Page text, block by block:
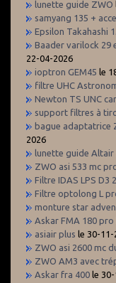
lunette guide ZWO
samyang 135 +
Epsilon Takahashi
Baader varilock 29
22-04-2026
ioptron GEM45 le
filtre UHC
Newton TS UNC
support filtres à
bague adaptatrice
2026
lunette guide Altair
ZWO asi 533 mc
Filtre IDAS LPS D3
Filtre optolong L
monture star
Askar FMA 180 pro
asiair plus le 30-11-
ZWO asi 2600 mc
ZWO AM3 avec
Askar fra 400 le